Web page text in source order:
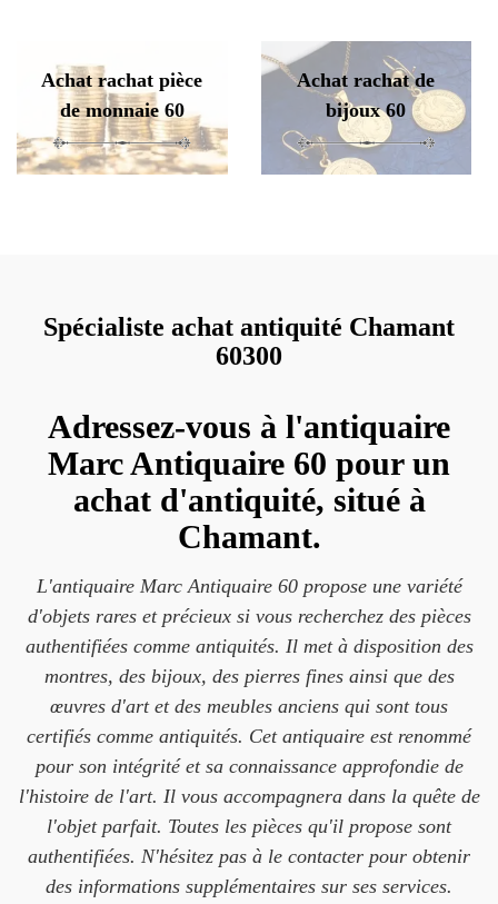
Achat rachat pièce
de monnaie 60
Achat rachat de
bijoux 60
Spécialiste achat antiquité Chamant
60300
Adressez-vous à l'antiquaire
Marc Antiquaire 60 pour un
achat d'antiquité, situé à
Chamant.
L'antiquaire Marc Antiquaire 60 propose une variété
d'objets rares et précieux si vous recherchez des pièces
authentifiées comme antiquités. Il met à disposition des
montres, des bijoux, des pierres fines ainsi que des
œuvres d'art et des meubles anciens qui sont tous
certifiés comme antiquités. Cet antiquaire est renommé
pour son intégrité et sa connaissance approfondie de
l'histoire de l'art. Il vous accompagnera dans la quête de
l'objet parfait. Toutes les pièces qu'il propose sont
authentifiées. N'hésitez pas à le contacter pour obtenir
des informations supplémentaires sur ses services.